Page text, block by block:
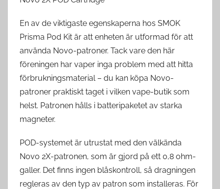
En av de viktigaste egenskaperna hos SMOK
Prisma Pod Kit är att enheten är utformad för att
använda Novo-patroner. Tack vare den här
föreningen har vaper inga problem med att hitta
förbrukningsmaterial – du kan köpa Novo-
patroner praktiskt taget i vilken vape-butik som
helst. Patronen hålls i batteripaketet av starka
magneter.
POD-systemet är utrustat med den välkända
Novo 2X-patronen, som är gjord på ett 0,8 ohm-
galler. Det finns ingen blåskontroll, så dragningen
regleras av den typ av patron som installeras. För